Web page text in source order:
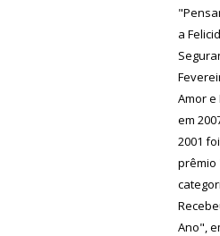
a
Amor
em
2001
prêmio
Ano",